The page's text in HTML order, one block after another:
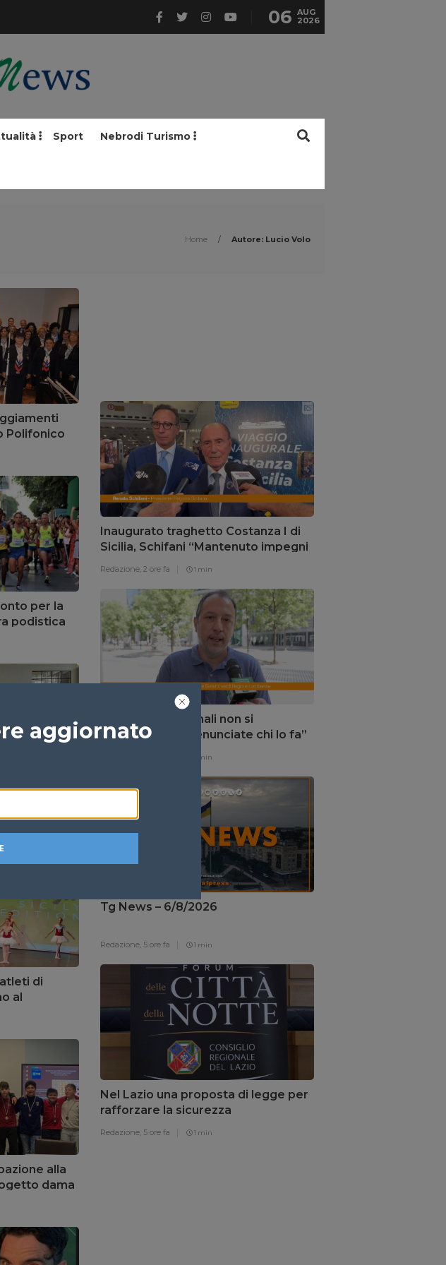
06 AUG
2026
Sport Nebrodi Turismo
Home / Autore: Lucio Volo
Polifonico
per la
podistica
al centro di
di
al
alla
dama
Inaugurato traghetto Costanza I di
Sicilia, Schifani “Mantenuto impegni
Redazione, 2 ore fa 1 min
Comazzi “Gli animali non si
abbandonano, denunciate chi lo fa”
1 min
Tg News – 6/8/2026
Redazione, 5 ore fa 1 min
Nel Lazio una proposta di legge per
rafforzare la sicurezza
Redazione, 5 ore fa 1 min
aggiornato